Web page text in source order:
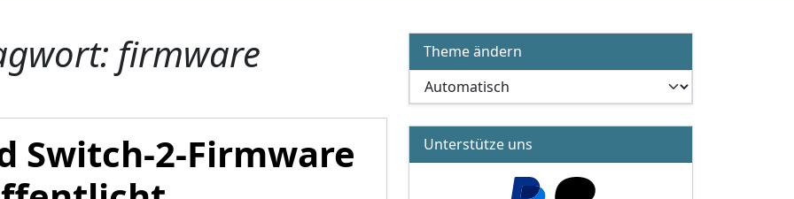
firmware
Switch-2-Firmware
Theme ändern
Unterstütze uns